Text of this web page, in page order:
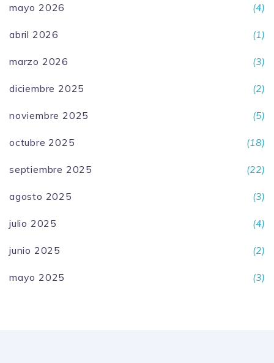
mayo 2026 (4)
abril 2026 (1)
marzo 2026 (3)
diciembre 2025 (2)
noviembre 2025 (5)
octubre 2025 (18)
septiembre 2025 (22)
agosto 2025 (3)
julio 2025 (4)
junio 2025 (2)
mayo 2025 (3)